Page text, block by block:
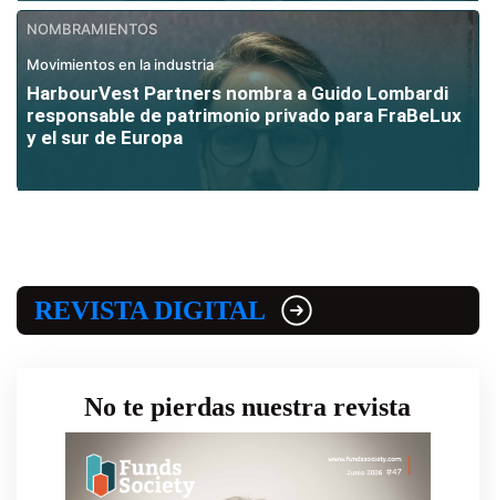
NOMBRAMIENTOS
Movimientos en la industria
HarbourVest Partners nombra a Guido Lombardi
responsable de patrimonio privado para FraBeLux
y el sur de Europa
REVISTA DIGITAL
No te pierdas nuestra revista